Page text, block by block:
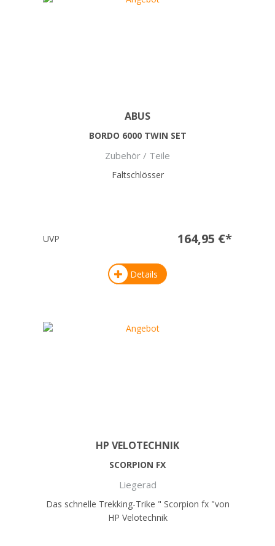
ABUS
BORDO 6000 TWIN SET
Zubehör / Teile
Faltschlösser
UVP 164,95 €*
Details
HP VELOTECHNIK
SCORPION FX
Liegerad
Das schnelle Trekking-Trike " Scorpion fx "von
HP Velotechnik